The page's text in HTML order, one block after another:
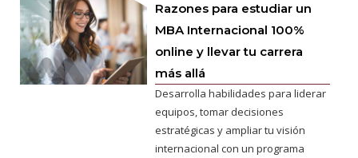
Razones para estudiar un
MBA Internacional 100%
online y llevar tu carrera
más allá
Desarrolla habilidades para liderar
equipos, tomar decisiones
estratégicas y ampliar tu visión
internacional con un programa